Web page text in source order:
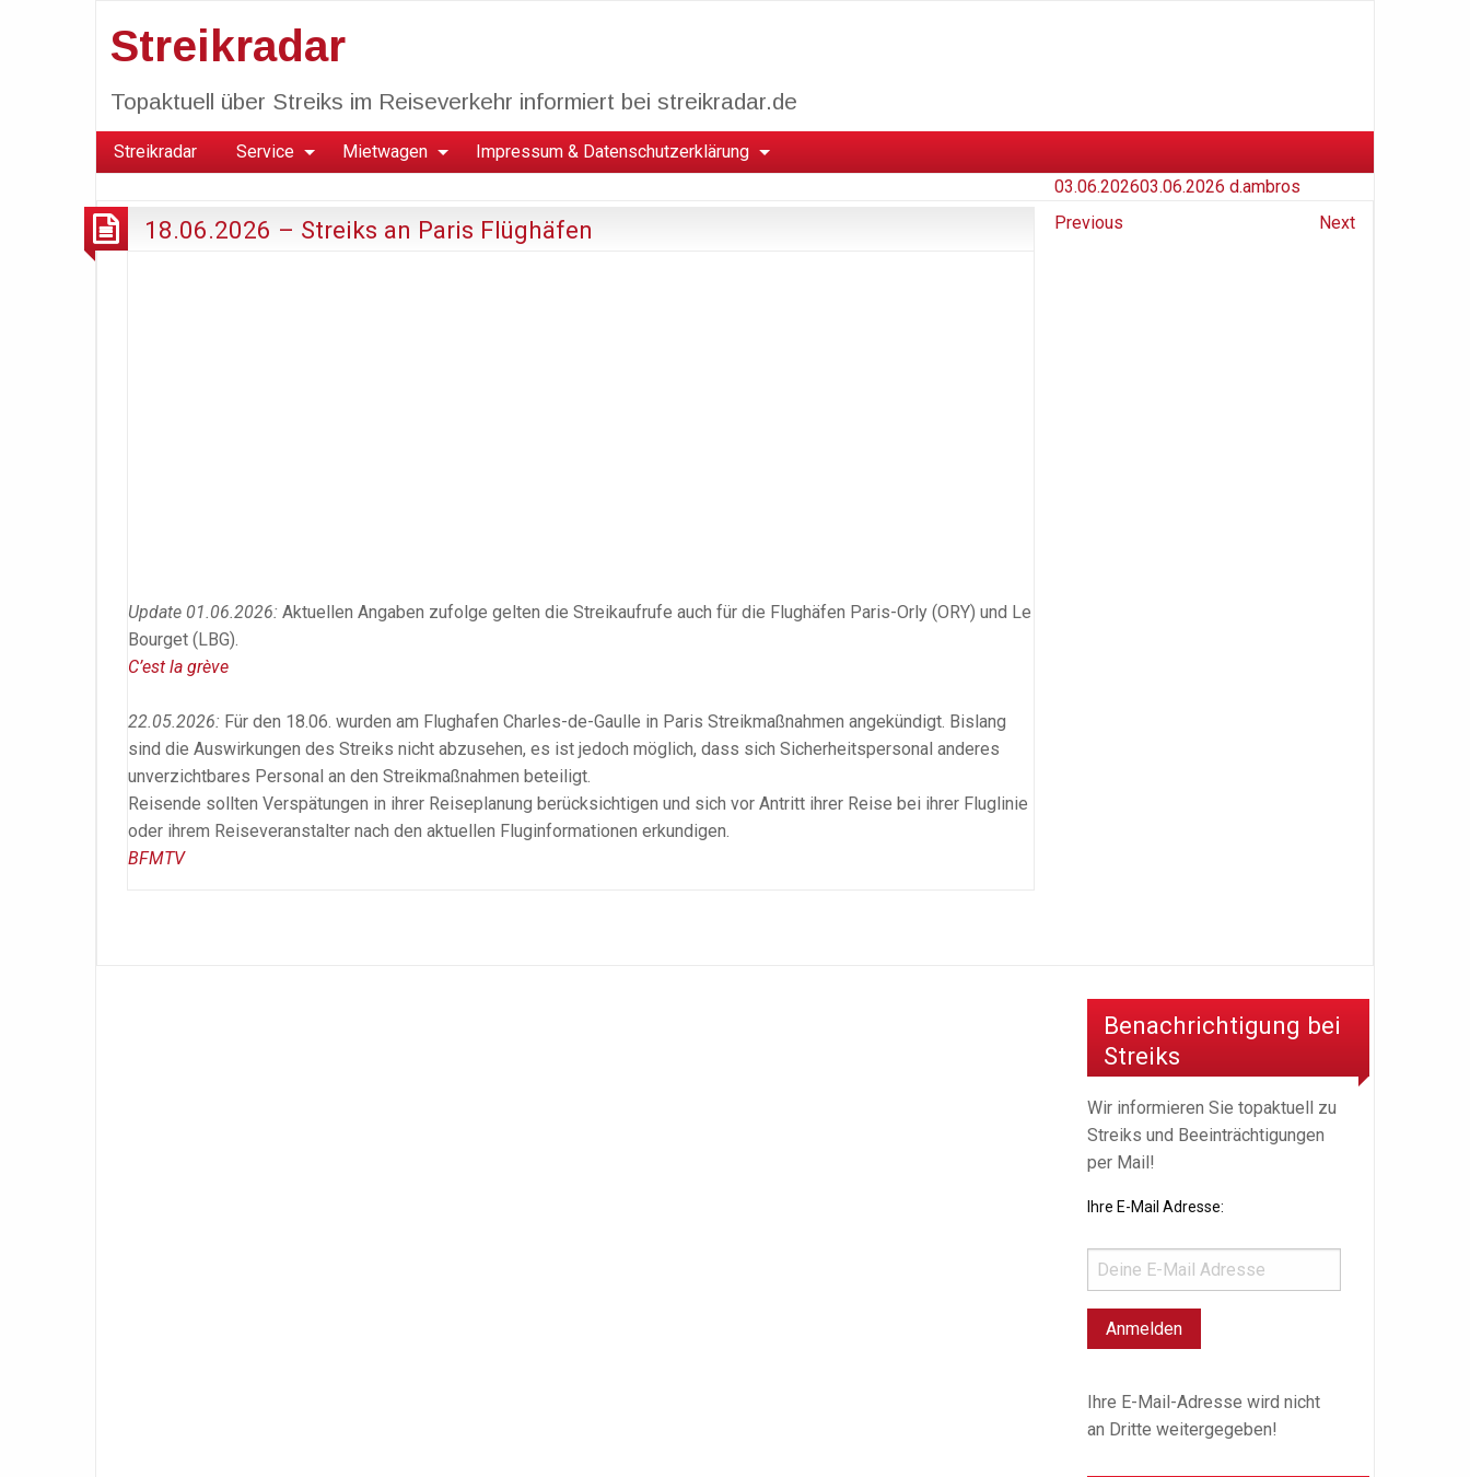
Streikradar
Topaktuell über Streiks im Reiseverkehr informiert bei streikradar.de
Streikradar Service Mietwagen Impressum & Datenschutzerklärung
18.06.2026 – Streiks an Paris Flüghäfen
Update 01.06.2026: Aktuellen Angaben zufolge gelten die Streikaufrufe auch für die Flughäfen Paris-Orly (ORY) und Le
Bourget (LBG).
C’est la grève
22.05.2026: Für den 18.06. wurden am Flughafen Charles-de-Gaulle in Paris Streikmaßnahmen angekündigt. Bislang
sind die Auswirkungen des Streiks nicht abzusehen, es ist jedoch möglich, dass sich Sicherheitspersonal anderes
unverzichtbares Personal an den Streikmaßnahmen beteiligt.
Reisende sollten Verspätungen in ihrer Reiseplanung berücksichtigen und sich vor Antritt ihrer Reise bei ihrer Fluglinie
oder ihrem Reiseveranstalter nach den aktuellen Fluginformationen erkundigen.
BFMTV
03.06.202603.06.2026 d.ambros
Previous
Next
Benachrichtigung bei
Streiks
Wir informieren Sie topaktuell zu
Streiks und Beeinträchtigungen
per Mail!
Ihre E-Mail Adresse:
Ihre E-Mail-Adresse wird nicht
an Dritte weitergegeben!